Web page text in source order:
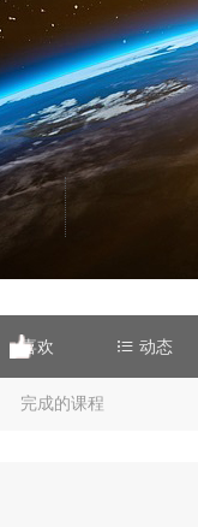
完成的课程
喜欢 动态